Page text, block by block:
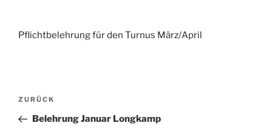
Pflichtbelehrung für den Turnus März/April
Beitragsnavigation
Vorheriger
Beitrag
ZURÜCK
Belehrung Januar Longkamp